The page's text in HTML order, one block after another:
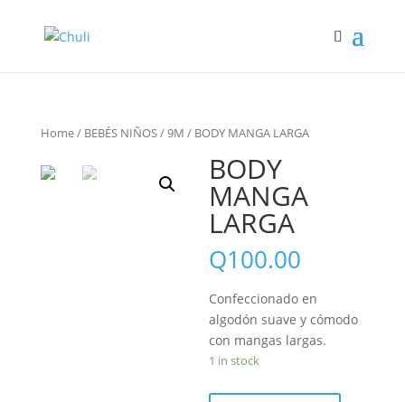
Home/ BEBÉS NIÑOS/9M / BODY MANGA LARGA
BODY
MANGA
LARGA
Q100.00
Confeccionado en
algodón suave y cómodo
con mangas largas.
1 in stock